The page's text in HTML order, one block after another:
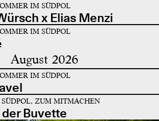
IM SÜDPOL
x Elias Menzi
IM SÜDPOL
August 2026
IM SÜDPOL
ZUM MITMACHEN
der Buvette